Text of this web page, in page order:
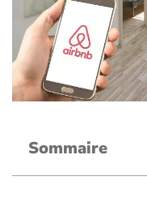
Sommaire